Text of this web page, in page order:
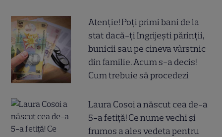
Atenție! Poți primi bani de la
stat dacă-ți îngrijești părinții,
bunicii sau pe cineva vârstnic
din familie. Acum s-a decis!
Cum trebuie să procedezi
Laura Cosoi a născut cea de-a
5-a fetiță! Ce nume vechi și
frumos a ales vedeta pentru